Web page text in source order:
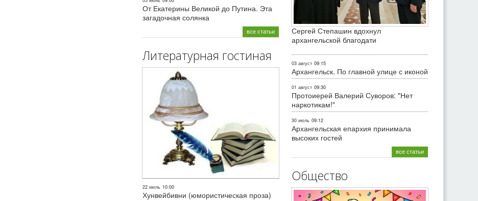
От Екатерины Великой до Путина. Эта
загадочная солянка
все статьи
Литературная гостиная
22 июль 10:00
Хунвейбивни (юмористическая проза)
Сергей Степашин вдохнул
архангельской благодати
03 август 09:15
Архангельск. По главной улице с иконой
01 август 09:30
Протоиерей Валерий Суворов: "Нет
наркотикам!"
30 июль 09:12
Архангельская епархия принимала
высоких гостей
все статьи
Общество